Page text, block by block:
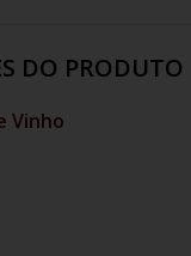
DO PRODUTO
Vinho